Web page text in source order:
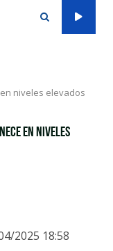
niveles elevados
en niveles
2025 18:58